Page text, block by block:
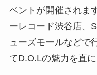
ベントが開催されま
ーレコード渋谷店、
ューズモールなどで
てD.O.Lの魅力を直